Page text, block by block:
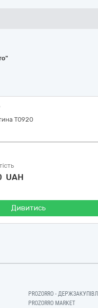
Т0920
UAH
Дивитись
PROZORRO - ДЕРЖЗАКУПІВЛІ
PROZORRO MARKET